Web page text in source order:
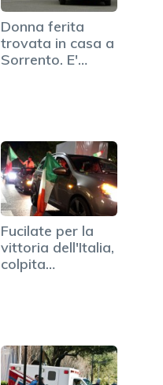
Donna ferita
trovata in casa a
Sorrento. E'
Fucilate per la
vittoria dell'Italia,
colpita…